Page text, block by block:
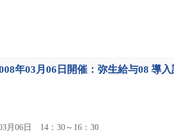
年03月06日開催：弥生給与08 導
月06日 14：30～16：30